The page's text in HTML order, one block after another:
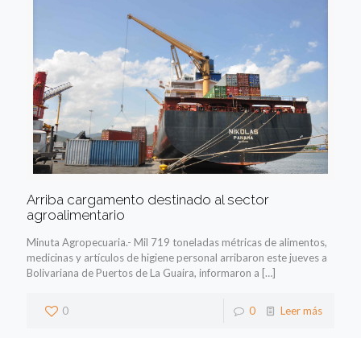
Arriba cargamento destinado al sector
agroalimentario
Minuta Agropecuaria.- Mil 719 toneladas métricas de alimentos,
medicinas y artículos de higiene personal arribaron este jueves a
Bolivariana de Puertos de La Guaira, informaron a […]
0 0 Leer más